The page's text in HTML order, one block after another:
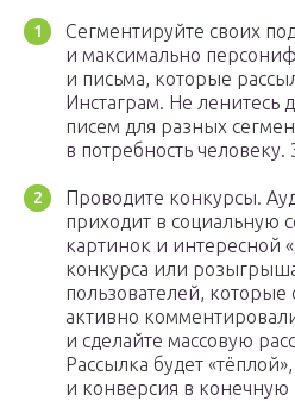
Сегментируйте своих
и максимально
и письма, которые
Инстаграм. Не ленитесь
писем для разных
в потребность человеку.
Проводите конкурсы.
приходит в социальную
картинок и интересной
конкурса или
пользователей, которые
активно
и сделайте массовую
Рассылка будет
и конверсия в конечную